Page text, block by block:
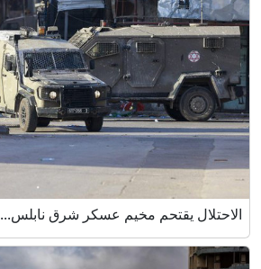
الاحتلال يقتحم مخيم عسكر شرق نابلس...